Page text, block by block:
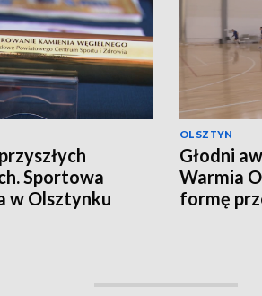
Sportowa
w Olsztynku
OLSZTYN
Głodni
Warmia
formę